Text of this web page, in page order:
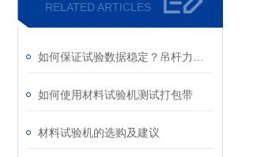
RELATED ARTICLES
如何使用材料试验机测试打包带
材料试验机的选购及建议